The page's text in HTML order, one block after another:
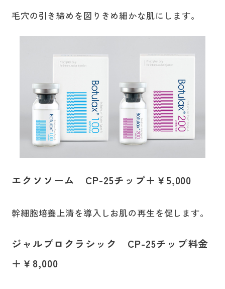
毛穴の引き締めを図りきめ細かな肌にします。
エクソソーム CP-25チップ＋￥5,000
幹細胞培養上清を導入しお肌の再生を促します。
ジャルプロクラシック CP-25チップ料金
＋￥8,000